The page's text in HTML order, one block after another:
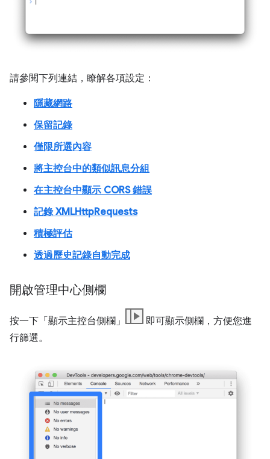
請參閱下列連結，瞭解各項設定：
隱藏網路
保留記錄
僅限所選內容
將主控台中的類似訊息分組
在主控台中顯示 CORS 錯誤
記錄 XMLHttpRequests
積極評估
透過歷史記錄自動完成
開啟管理中心側欄
按一下「顯示主控台側欄」
即可顯示側欄，方便您進
行篩選。